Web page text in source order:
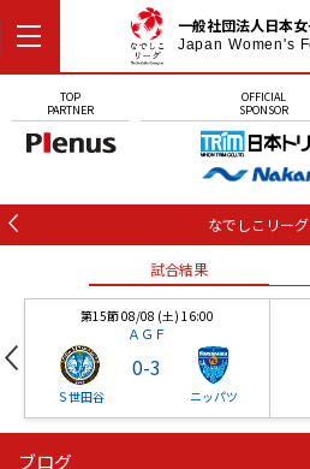
一般社団法人日本
Japan Women's
TOP
PARTNER
OFFICIAL
SPONSOR
なでしこリー
試合結果
第15節 08/08 (土) 16:00
ＡＧＦ
Ｓ世田谷
0-3
ニッパツ
ブログ